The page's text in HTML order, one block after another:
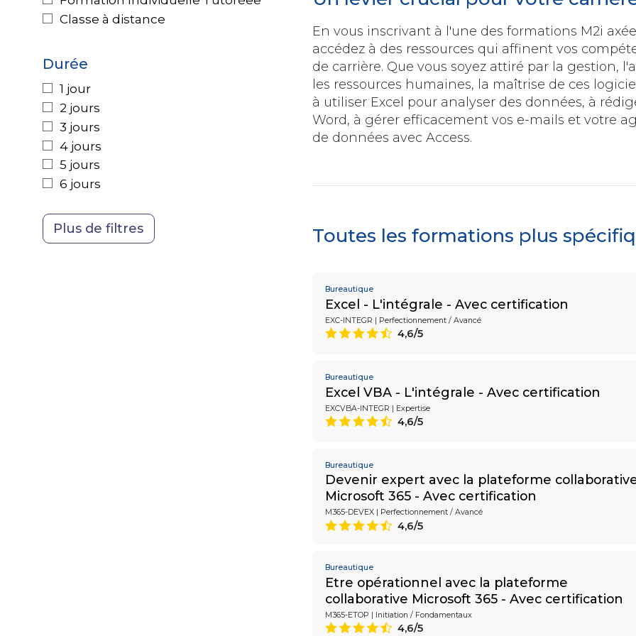
Classe à distance
Durée
1 jour
2 jours
3 jours
4 jours
5 jours
6 jours
En vous inscrivant à l'une des formations M2i
accédez à des ressources qui affinent vos
de carrière. Que vous soyez attiré par la gestion,
les ressources humaines, la maîtrise de ces
à utiliser Excel pour analyser des données, à
Word, à gérer efficacement vos e-mails et votre
de données avec Access.
Toutes les formations plus
Bureautique
Excel - L'intégrale - Avec certification
EXC-INTEGR | Perfectionnement / Avancé
9 4,6/5
Bureautique
Excel VBA - L'intégrale - Avec certification
EXCVBA-INTEGR | Expertise
9 4,6/5
Bureautique
Devenir expert avec la plateforme
Microsoft 365 - Avec certification
M365-DEVEX | Perfectionnement / Avancé
9 4,6/5
Bureautique
Etre opérationnel avec la plateforme
collaborative Microsoft 365 - Avec certification
M365-ETOP | Initiation / Fondamentaux
9 4,6/5